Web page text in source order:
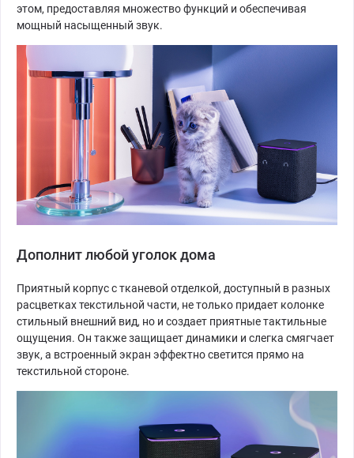
этом, предоставляя множество функций и обеспечивая
мощный насыщенный звук.
Дополнит любой уголок дома
Приятный корпус с тканевой отделкой, доступный в разных
расцветках текстильной части, не только придает колонке
стильный внешний вид, но и создает приятные тактильные
ощущения. Он также защищает динамики и слегка смягчает
звук, а встроенный экран эффектно светится прямо на
текстильной стороне.